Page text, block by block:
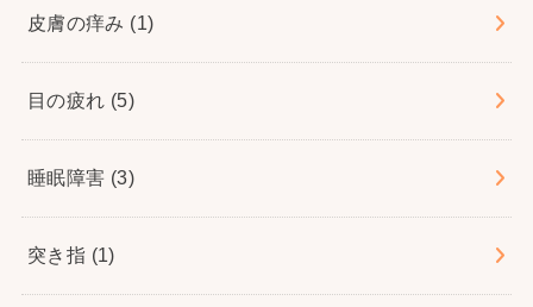
皮膚の痒み (1)
目の疲れ (5)
睡眠障害 (3)
突き指 (1)